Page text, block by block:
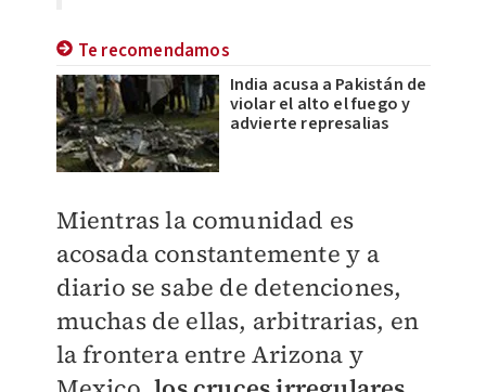
Te recomendamos
India acusa a Pakistán de
violar el alto el fuego y
advierte represalias
Mientras la comunidad es
acosada constantemente y a
diario se sabe de detenciones,
muchas de ellas, arbitrarias, en
la frontera entre Arizona y